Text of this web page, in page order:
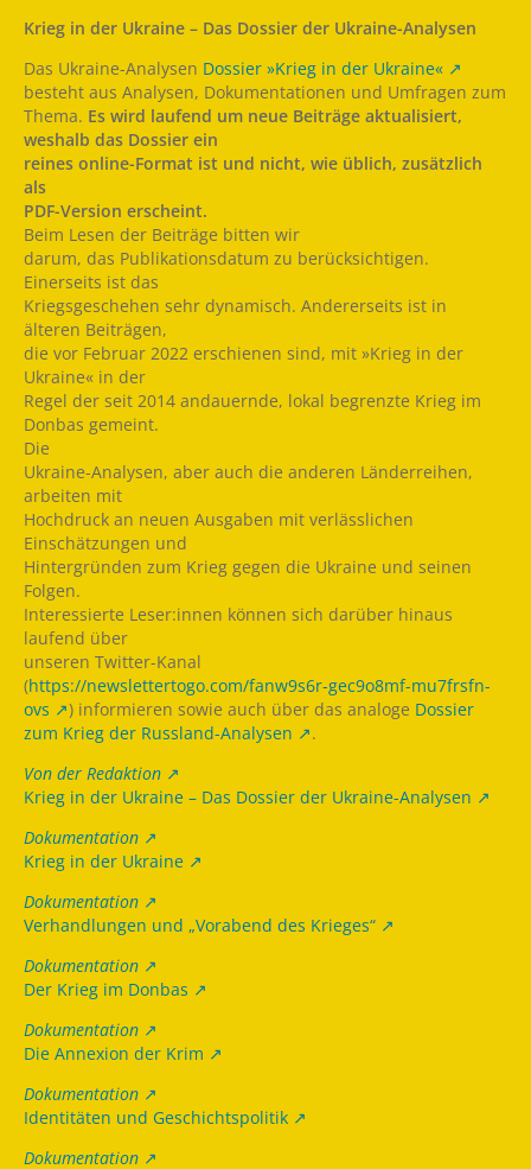
Krieg in der Ukraine – Das Dossier der Ukraine-Analysen
Das Ukraine-Analysen Dossier »Krieg in der Ukraine«
besteht aus Analysen, Dokumentationen und Umfragen zum
Thema. Es wird laufend um neue Beiträge aktualisiert,
weshalb das Dossier ein
reines online-Format ist und nicht, wie üblich, zusätzlich
als
PDF-Version erscheint.
Beim Lesen der Beiträge bitten wir
darum, das Publikationsdatum zu berücksichtigen.
Einerseits ist das
Kriegsgeschehen sehr dynamisch. Andererseits ist in
älteren Beiträgen,
die vor Februar 2022 erschienen sind, mit »Krieg in der
Ukraine« in der
Regel der seit 2014 andauernde, lokal begrenzte Krieg im
Donbas gemeint.
Die
Ukraine-Analysen, aber auch die anderen Länderreihen,
arbeiten mit
Hochdruck an neuen Ausgaben mit verlässlichen
Einschätzungen und
Hintergründen zum Krieg gegen die Ukraine und seinen
Folgen.
Interessierte Leser:innen können sich darüber hinaus
laufend über
unseren Twitter-Kanal
(https://newslettertogo.com/fanw9s6r-gec9o8mf-mu7frsfn-
ovs
) informieren sowie auch über das analoge Dossier
zum Krieg der Russland-Analysen
.
Von der Redaktion
Krieg in der Ukraine – Das Dossier der Ukraine-Analysen
Dokumentation
Krieg in der Ukraine
Dokumentation
Verhandlungen und „Vorabend des Krieges“
Dokumentation
Der Krieg im Donbas
Dokumentation
Die Annexion der Krim
Dokumentation
Identitäten und Geschichtspolitik
Dokumentation